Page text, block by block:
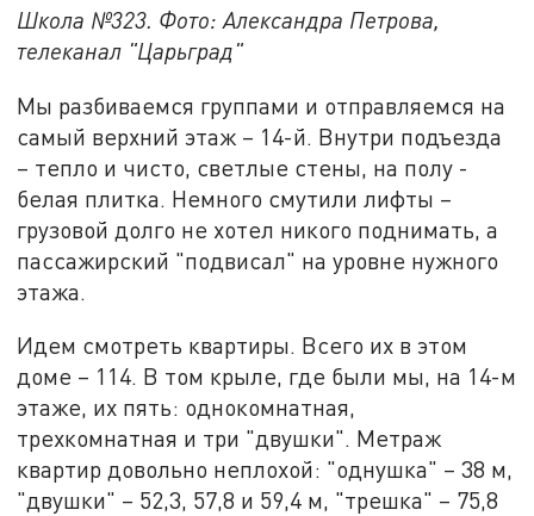
Школа №323. Фото: Александра Петрова,
телеканал "Царьград"
Мы разбиваемся группами и отправляемся на
самый верхний этаж – 14-й. Внутри подъезда
– тепло и чисто, светлые стены, на полу -
белая плитка. Немного смутили лифты –
грузовой долго не хотел никого поднимать, а
пассажирский "подвисал" на уровне нужного
этажа.
Идем смотреть квартиры. Всего их в этом
доме – 114. В том крыле, где были мы, на 14-м
этаже, их пять: однокомнатная,
трехкомнатная и три "двушки". Метраж
квартир довольно неплохой: "однушка" – 38 м,
"двушки" – 52,3, 57,8 и 59,4 м, "трешка" – 75,8